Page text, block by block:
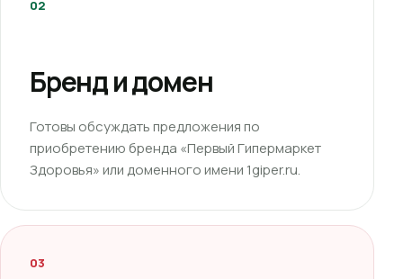
02
Бренд и домен
Готовы обсуждать предложения по
приобретению бренда «Первый Гипермаркет
Здоровья» или доменного имени 1giper.ru.
03